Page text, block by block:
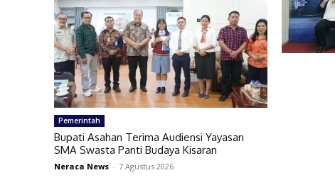
Pemerintah
Bupati Asahan Terima Audiensi Yayasan
SMA Swasta Panti Budaya Kisaran
Neraca News - 7 Agustus 2026